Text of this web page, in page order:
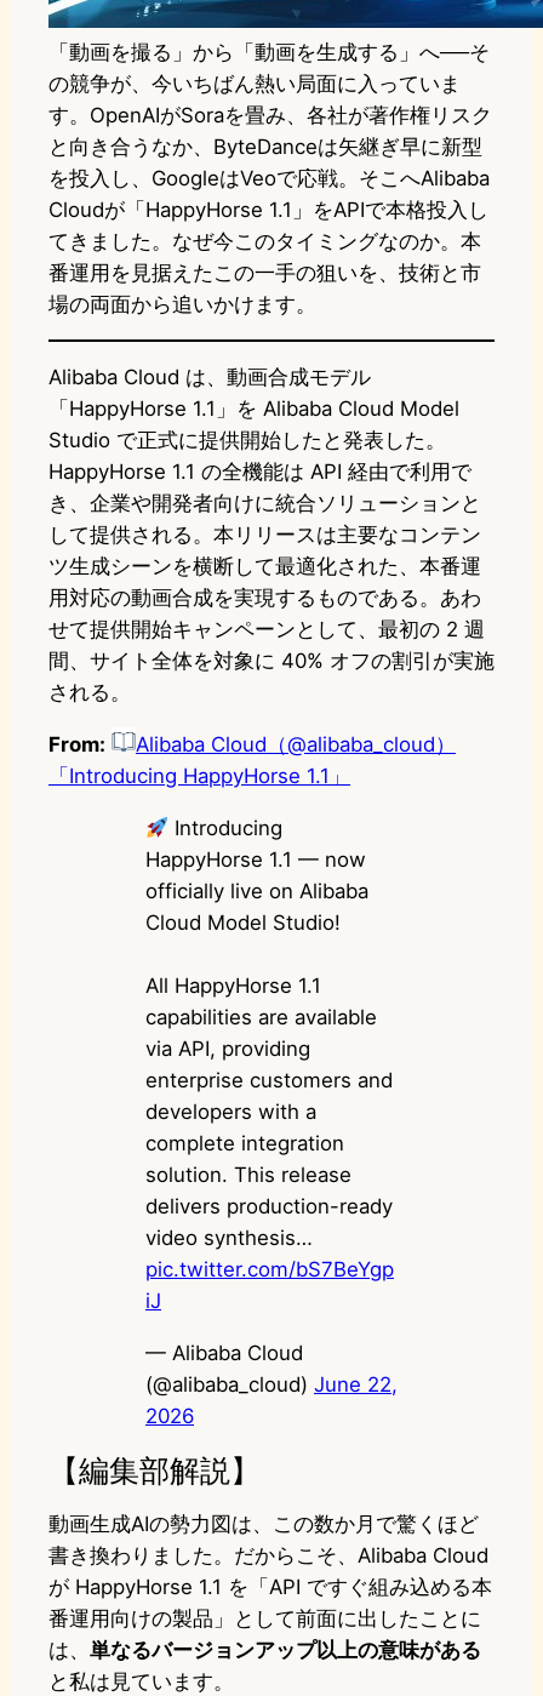
「動画を撮る」から「動画を生成する」へ──そ
の競争が、今いちばん熱い局面に入っていま
す。OpenAIがSoraを畳み、各社が著作権リスク
と向き合うなか、ByteDanceは矢継ぎ早に新型
を投入し、GoogleはVeoで応戦。そこへAlibaba
Cloudが「HappyHorse 1.1」をAPIで本格投入し
てきました。なぜ今このタイミングなのか。本
番運用を見据えたこの一手の狙いを、技術と市
場の両面から追いかけます。
Alibaba Cloud は、動画合成モデル
「HappyHorse 1.1」を Alibaba Cloud Model
Studio で正式に提供開始したと発表した。
HappyHorse 1.1 の全機能は API 経由で利用で
き、企業や開発者向けに統合ソリューションと
して提供される。本リリースは主要なコンテン
ツ生成シーンを横断して最適化された、本番運
用対応の動画合成を実現するものである。あわ
せて提供開始キャンペーンとして、最初の 2 週
間、サイト全体を対象に 40% オフの割引が実施
される。
From:
Alibaba Cloud（@alibaba_cloud）
「Introducing HappyHorse 1.1」
Introducing
HappyHorse 1.1 — now
officially live on Alibaba
Cloud Model Studio!
All HappyHorse 1.1
capabilities are available
via API, providing
enterprise customers and
developers with a
complete integration
solution. This release
delivers production-ready
video synthesis…
pic.twitter.com/bS7BeYgp
iJ
— Alibaba Cloud
(@alibaba_cloud) June 22,
2026
【編集部解説】
動画生成AIの勢力図は、この数か月で驚くほど
書き換わりました。だからこそ、Alibaba Cloud
が HappyHorse 1.1 を「API ですぐ組み込める本
番運用向けの製品」として前面に出したことに
は、 単なるバージョンアップ以上の意味がある
と私は見ています。